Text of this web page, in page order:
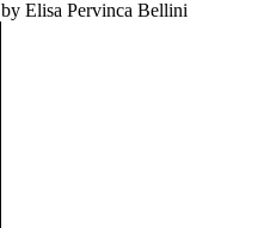
Elisa Pervinca Bellini